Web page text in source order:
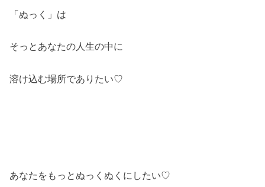
「ぬっく」は
そっとあなたの人生の中に
溶け込む場所でありたい♡
あなたをもっとぬっくぬくにしたい♡